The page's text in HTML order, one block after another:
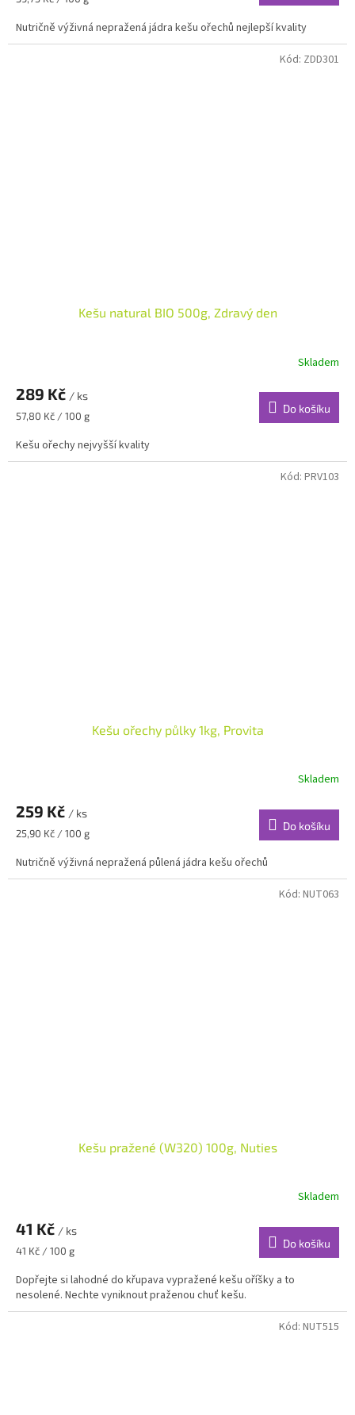
Nutričně výživná nepražená jádra kešu ořechů nejlepší kvality
Kešu natural BIO 500g, Zdravý den
Skladem
289 Kč / ks
Měrná
57,80 Kč / 100 g
Do košíku
Kešu ořechy nejvyšší kvality
Kód: ZDD301
Kešu ořechy půlky 1kg, Provita
Skladem
259 Kč / ks
Měrná
25,90 Kč / 100 g
Do košíku
Nutričně výživná nepražená půlená jádra kešu ořechů
Kód: PRV103
Kešu pražené (W320) 100g, Nuties
Skladem
41 Kč / ks
Měrná
41 Kč / 100 g
Do košíku
Dopřejte si lahodné do křupava vypražené kešu oříšky a to
nesolené. Nechte vyniknout praženou chuť kešu.
Kód: NUT063
Kód: NUT515